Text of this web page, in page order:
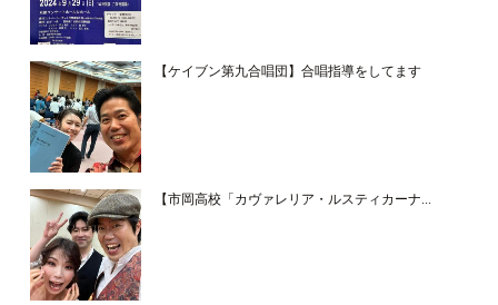
【ケイブン第九合唱団】合唱指導をしてます
【市岡高校「カヴァレリア・ルスティカーナ...